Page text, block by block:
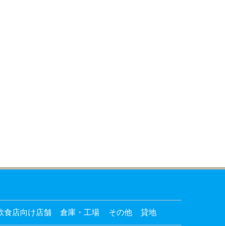
食店向け店舗 倉庫・工場 その他 貸地